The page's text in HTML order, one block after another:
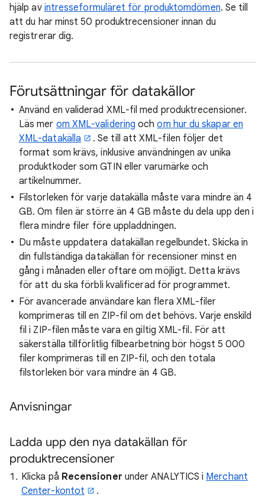
hjälp av intresseformuläret för produktomdömen. Se till
att du har minst 50 produktrecensioner innan du
registrerar dig.
Förutsättningar för datakällor
Använd en validerad XML-fil med produktrecensioner.
Läs mer om XML-validering ochom hur du skapar en
XML-datakälla
. Se till att XML-filen följer det
format som krävs, inklusive användningen av unika
produktkoder som GTIN eller varumärke och
artikelnummer.
Filstorleken för varje datakälla måste vara mindre än 4
GB. Om filen är större än 4 GB måste du dela upp den i
flera mindre filer före uppladdningen.
Du måste uppdatera datakällan regelbundet. Skicka in
din fullständiga datakällan för recensioner minst en
gång i månaden eller oftare om möjligt. Detta krävs
för att du ska förbli kvalificerad för programmet.
För avancerade användare kan flera XML-filer
komprimeras till en ZIP-fil om det behövs. Varje enskild
fil i ZIP-filen måste vara en giltig XML-fil. För att
säkerställa tillförlitlig filbearbetning bör högst 5 000
filer komprimeras till en ZIP-fil, och den totala
filstorleken bör vara mindre än 4 GB.
Anvisningar
Ladda upp den nya datakällan för
produktrecensioner
Klicka på Recensioner under ANALYTICS i Merchant
Center-kontot
.